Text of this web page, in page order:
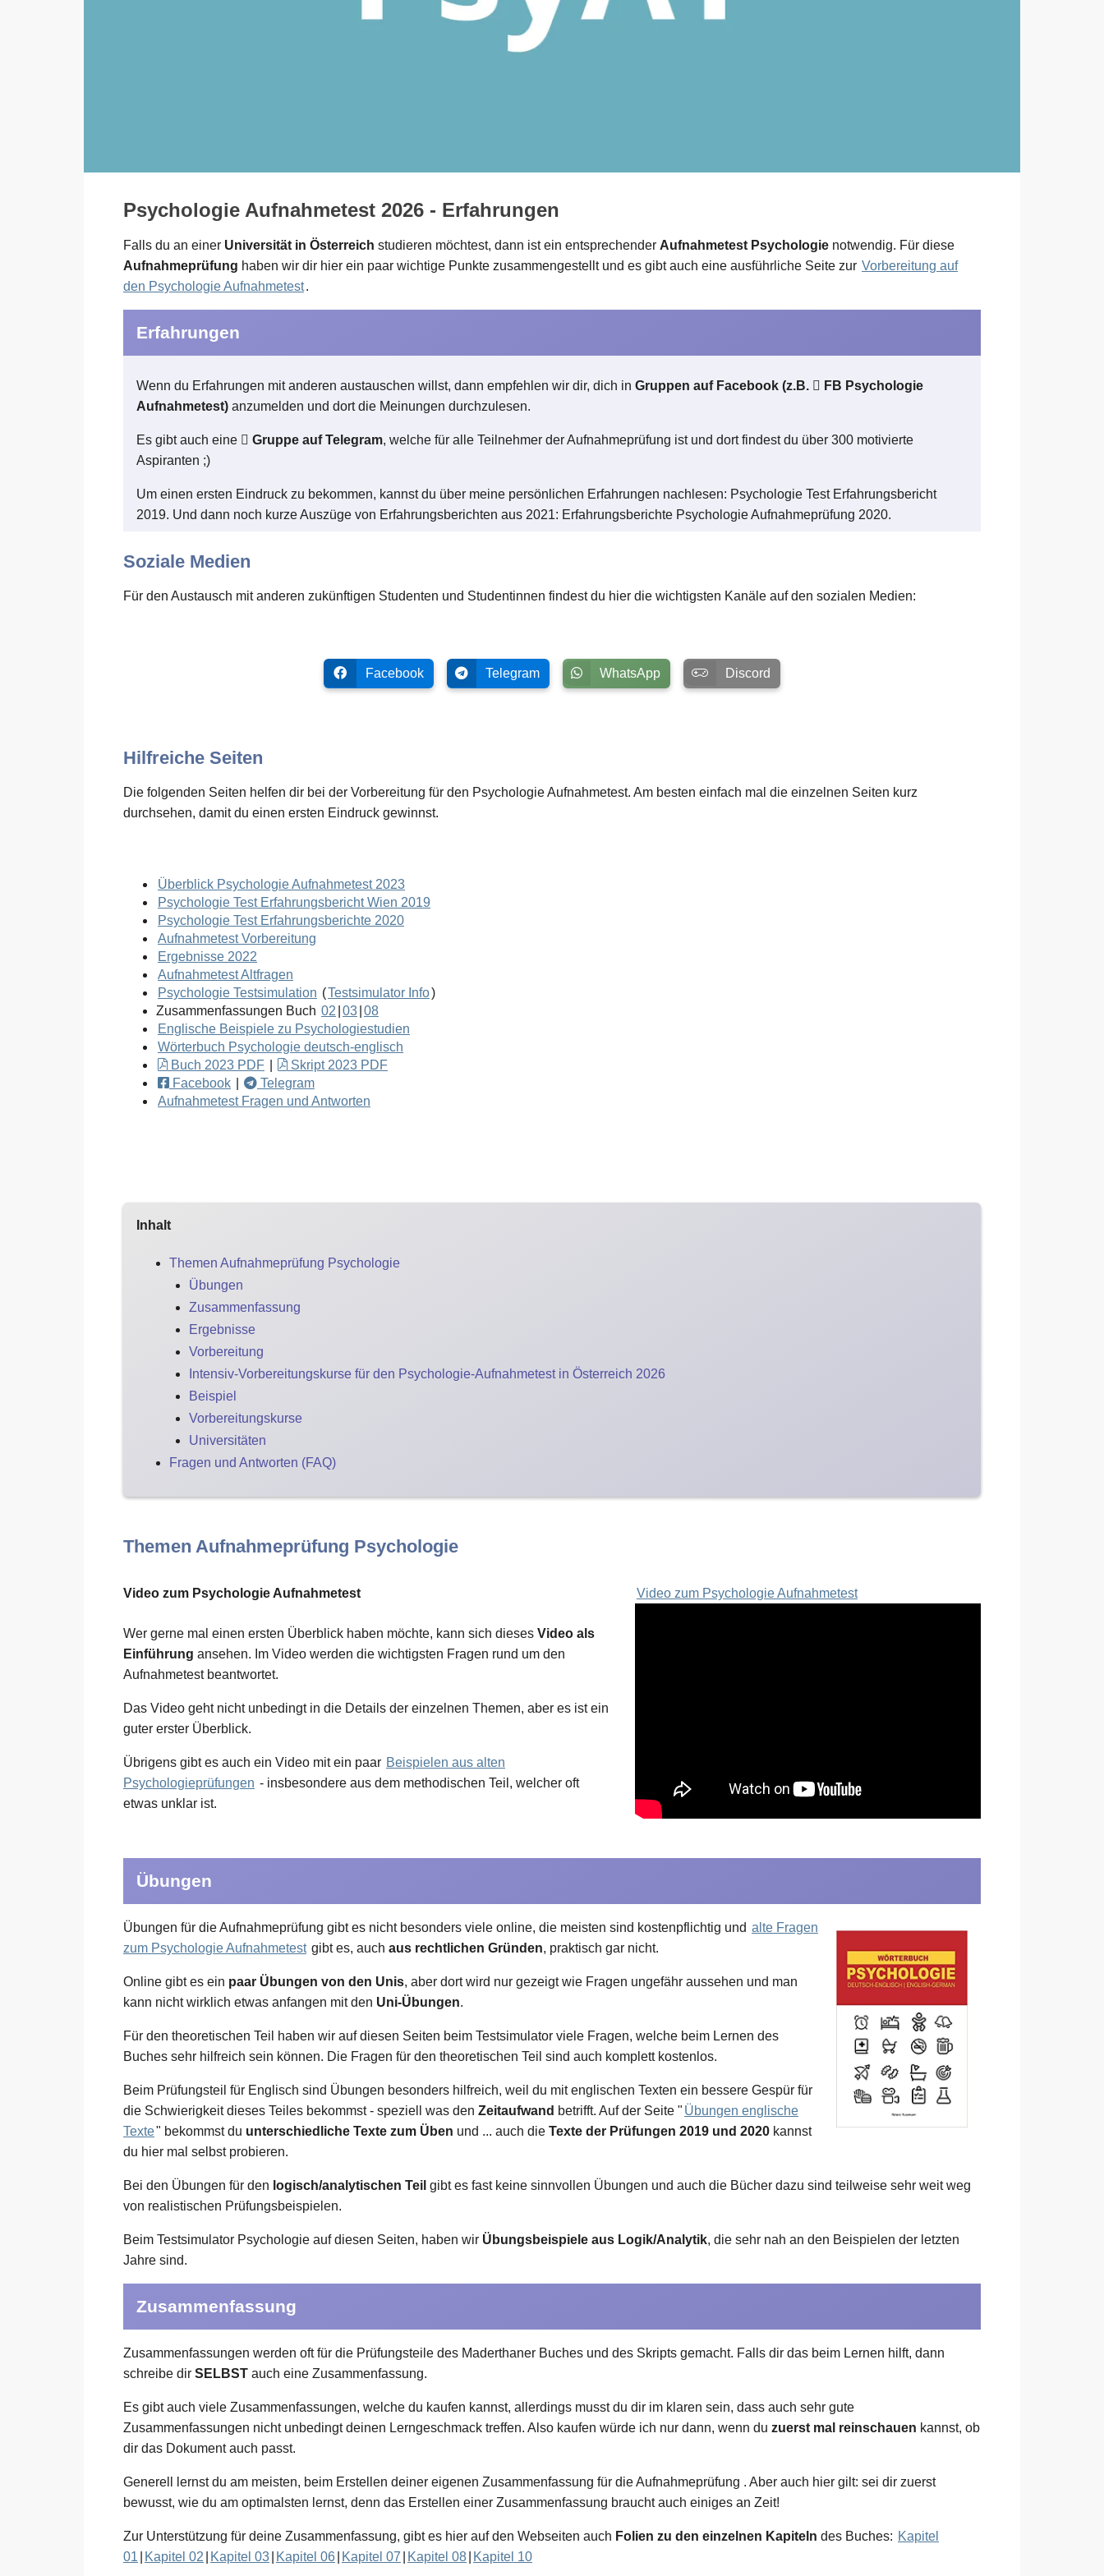
Psychologie Aufnahmetest 2026 - Erfahrungen
Falls du an einer Universität in Österreich studieren möchtest, dann ist ein entsprechender Aufnahmetest Psychologie notwendig. Für diese
Aufnahmeprüfung haben wir dir hier ein paar wichtige Punkte zusammengestellt und es gibt auch eine ausführliche Seite zur Vorbereitung auf
den Psychologie Aufnahmetest.
Erfahrungen
Wenn du Erfahrungen mit anderen austauschen willst, dann empfehlen wir dir, dich in Gruppen auf Facebook (z.B.
FB Psychologie
Aufnahmetest) anzumelden und dort die Meinungen durchzulesen.
Es gibt auch eine Gruppe auf Telegram, welche für alle Teilnehmer der Aufnahmeprüfung ist und dort findest du über 300 motivierte
Aspiranten ;)
Um einen ersten Eindruck zu bekommen, kannst du über meine persönlichen Erfahrungen nachlesen: Psychologie Test Erfahrungsbericht
2019. Und dann noch kurze Auszüge von Erfahrungsberichten aus 2021: Erfahrungsberichte Psychologie Aufnahmeprüfung 2020.
Soziale Medien
Für den Austausch mit anderen zukünftigen Studenten und Studentinnen findest du hier die wichtigsten Kanäle auf den sozialen Medien:
Facebook Telegram WhatsApp Discord
Hilfreiche Seiten
Die folgenden Seiten helfen dir bei der Vorbereitung für den Psychologie Aufnahmetest. Am besten einfach mal die einzelnen Seiten kurz
durchsehen, damit du einen ersten Eindruck gewinnst.
Überblick Psychologie Aufnahmetest 2023
Psychologie Test Erfahrungsbericht Wien 2019
Psychologie Test Erfahrungsberichte 2020
Aufnahmetest Vorbereitung
Ergebnisse 2022
Aufnahmetest Altfragen
Psychologie Testsimulation (Testsimulator Info)
Zusammenfassungen Buch 02 03 08
Englische Beispiele zu Psychologiestudien
Wörterbuch Psychologie deutsch-englisch
Buch 2023 PDF
Skript 2023 PDF
Facebook
Telegram
Aufnahmetest Fragen und Antworten
Inhalt
Themen Aufnahmeprüfung Psychologie
Übungen
Zusammenfassung
Ergebnisse
Vorbereitung
Intensiv-Vorbereitungskurse für den Psychologie-Aufnahmetest in Österreich 2026
Beispiel
Vorbereitungskurse
Universitäten
Fragen und Antworten (FAQ)
Themen Aufnahmeprüfung Psychologie
Video zum Psychologie Aufnahmetest
Wer gerne mal einen ersten Überblick haben möchte, kann sich dieses Video als
Einführung ansehen. Im Video werden die wichtigsten Fragen rund um den
Aufnahmetest beantwortet.
Das Video geht nicht unbedingt in die Details der einzelnen Themen, aber es ist ein
guter erster Überblick.
Übrigens gibt es auch ein Video mit ein paar Beispielen aus alten
Psychologieprüfungen - insbesondere aus dem methodischen Teil, welcher oft
etwas unklar ist.
Video zum Psychologie Aufnahmetest
Übungen
Übungen für die Aufnahmeprüfung gibt es nicht besonders viele online, die meisten sind kostenpflichtig und alte Fragen
zum Psychologie Aufnahmetest gibt es, auch aus rechtlichen Gründen, praktisch gar nicht.
Online gibt es ein paar Übungen von den Unis, aber dort wird nur gezeigt wie Fragen ungefähr aussehen und man
kann nicht wirklich etwas anfangen mit den Uni-Übungen.
Für den theoretischen Teil haben wir auf diesen Seiten beim Testsimulator viele Fragen, welche beim Lernen des
Buches sehr hilfreich sein können. Die Fragen für den theoretischen Teil sind auch komplett kostenlos.
Beim Prüfungsteil für Englisch sind Übungen besonders hilfreich, weil du mit englischen Texten ein bessere Gespür für
die Schwierigkeit dieses Teiles bekommst - speziell was den Zeitaufwand betrifft. Auf der Seite " Übungen englische
Texte" bekommst du unterschiedliche Texte zum Üben und ... auch die Texte der Prüfungen 2019 und 2020 kannst
du hier mal selbst probieren.
Bei den Übungen für den logisch/analytischen Teil gibt es fast keine sinnvollen Übungen und auch die Bücher dazu sind teilweise sehr weit weg
von realistischen Prüfungsbeispielen.
Beim Testsimulator Psychologie auf diesen Seiten, haben wir Übungsbeispiele aus Logik/Analytik, die sehr nah an den Beispielen der letzten
Jahre sind.
Zusammenfassung
Zusammenfassungen werden oft für die Prüfungsteile des Maderthaner Buches und des Skripts gemacht. Falls dir das beim Lernen hilft, dann
schreibe dir SELBST auch eine Zusammenfassung.
Es gibt auch viele Zusammenfassungen, welche du kaufen kannst, allerdings musst du dir im klaren sein, dass auch sehr gute
Zusammenfassungen nicht unbedingt deinen Lerngeschmack treffen. Also kaufen würde ich nur dann, wenn du zuerst mal reinschauen kannst, ob
dir das Dokument auch passt.
Generell lernst du am meisten, beim Erstellen deiner eigenen Zusammenfassung für die Aufnahmeprüfung . Aber auch hier gilt: sei dir zuerst
bewusst, wie du am optimalsten lernst, denn das Erstellen einer Zusammenfassung braucht auch einiges an Zeit!
Zur Unterstützung für deine Zusammenfassung, gibt es hier auf den Webseiten auch Folien zu den einzelnen Kapiteln des Buches: Kapitel
01
Kapitel 02 Kapitel 03 Kapitel 06 Kapitel 07 Kapitel 08 Kapitel 10